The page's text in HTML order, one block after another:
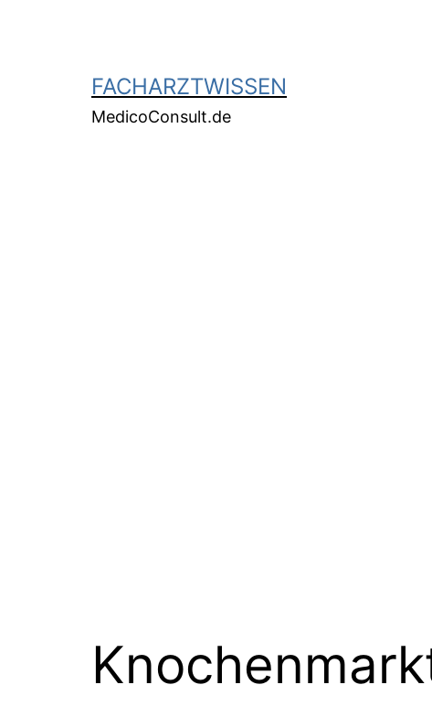
FACHARZTWISSEN
MedicoConsult.de